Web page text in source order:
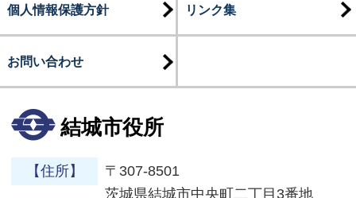
個人情報保護方針 リンク集
お問い合わせ
結城市役所
【住所】
〒307-8501
茨城県結城市中央町二丁目3番地